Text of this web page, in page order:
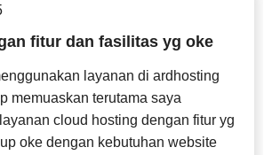
fitur dan fasilitas yg oke
layanan di ardhosting
memuaskan terutama saya
cloud hosting dengan fitur yg
oke dengan kebutuhan website